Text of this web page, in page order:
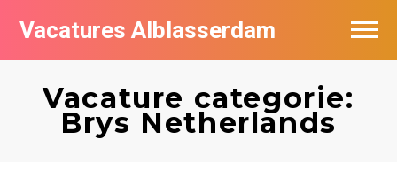
Vacatures Alblasserdam
Vacature categorie:
Brys Netherlands
Vacatures per bedrijf in Alblasserdam
De populairste vacatures in Alblasserdam